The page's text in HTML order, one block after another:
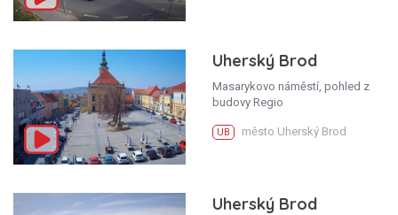
Uherský Brod
Masarykovo náměstí, pohled z
budovy Regio
UB město Uherský Brod
Uherský Brod